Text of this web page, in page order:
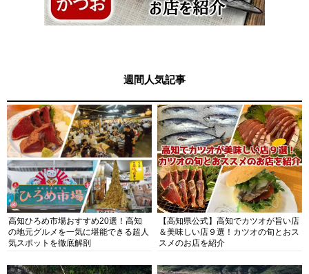
週間人気記事
高知ひろめ市場おすすめ20選！高知
の地元グルメを一気に堪能できる超人
気スポットを徹底解剖
【高知県公式】高知でカツオが旨い店
＆美味しい店９選！カツオの旬とおス
スメのお店を紹介